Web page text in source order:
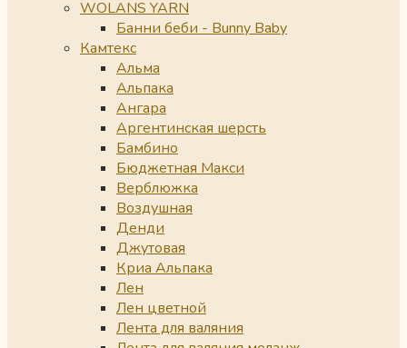
WOLANS YARN
Банни беби - Bunny Baby
Камтекс
Альма
Альпака
Ангара
Аргентинская шерсть
Бамбино
Бюджетная Макси
Верблюжка
Воздушная
Денди
Джутовая
Криа Альпака
Лен
Лен цветной
Лента для валяния